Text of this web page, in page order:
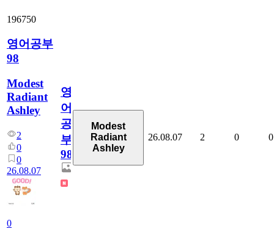
196750
영어공부
98
Modest
Radiant
Ashley
2
0
0
26.08.07
0
영
어
공
부
98
Modest
Radiant
Ashley
26.08.07 2 0 0